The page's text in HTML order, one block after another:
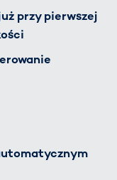
przy pierwszej